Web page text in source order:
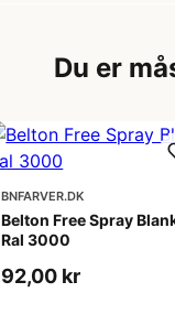
Du er
BNFARVER.DK
Belton Free Spray
Ral 3000
92,00 kr